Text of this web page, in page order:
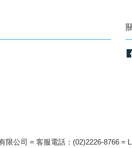
限公司 = 客服電話：(02)2226-8766 =